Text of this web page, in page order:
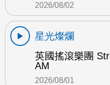
2026/08/02
星光燦爛
英國搖滾樂團
AM
2026/08/01